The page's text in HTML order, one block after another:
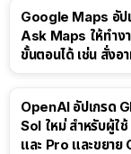
Google Maps อัป
Ask Maps ให้ทำง
ขั้นตอนได้ เช่น สั่งอ
OpenAI อัปเกรด
Sol ใหม่ สำหรับผู้ใ
และ Pro และขยาย